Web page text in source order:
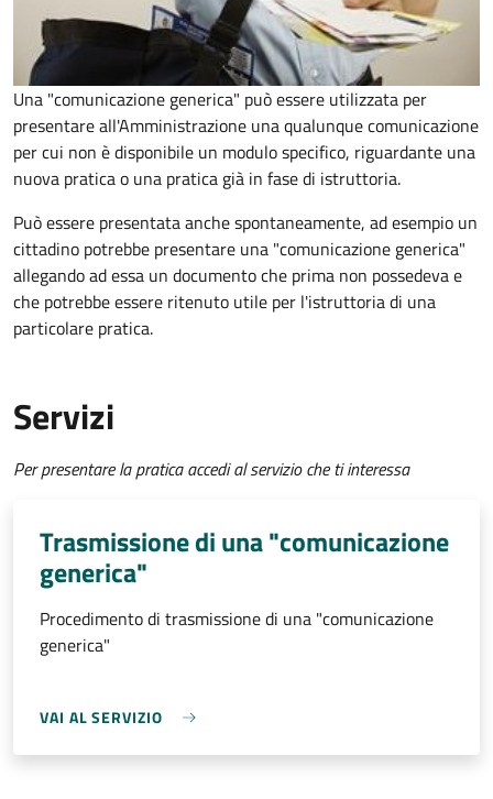
Una "comunicazione generica" può essere utilizzata per
presentare all'Amministrazione una qualunque comunicazione
per cui non è disponibile un modulo specifico, riguardante una
nuova pratica o una pratica già in fase di istruttoria.
Può essere presentata anche spontaneamente, ad esempio un
cittadino potrebbe presentare una "comunicazione generica"
allegando ad essa un documento che prima non possedeva e
che potrebbe essere ritenuto utile per l'istruttoria di una
particolare pratica.
Servizi
Per presentare la pratica accedi al servizio che ti interessa
Trasmissione di una "comunicazione
generica"
Procedimento di trasmissione di una "comunicazione
generica"
VAI AL SERVIZIO